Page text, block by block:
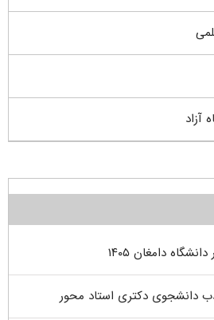
آزاد
دامغان ۱۴۰۵
دانشجوی دکتری استاد محور